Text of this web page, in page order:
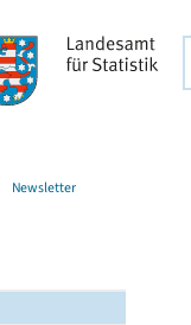
Newsletter